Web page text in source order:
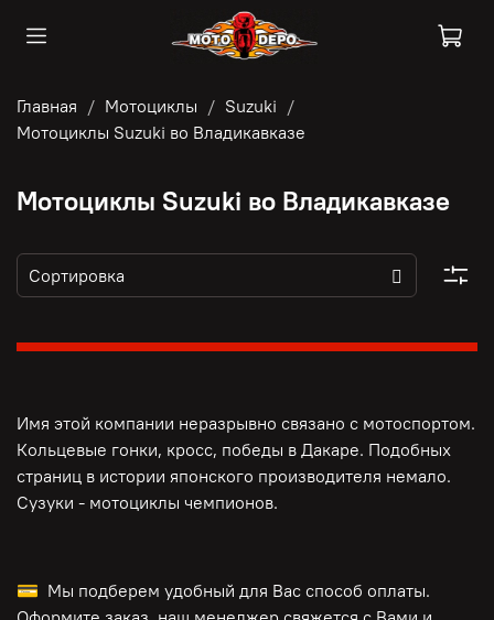
Главная Мотоциклы
Suzuki
Мотоциклы Suzuki во Владикавказе
Мотоциклы Suzuki во Владикавказе
Имя этой компании неразрывно связано с мотоспортом.
Кольцевые гонки, кросс, победы в Дакаре. Подобных
страниц в истории японского производителя немало.
Сузуки - мотоциклы чемпионов.
💳 Мы подберем удобный для Вас способ оплаты.